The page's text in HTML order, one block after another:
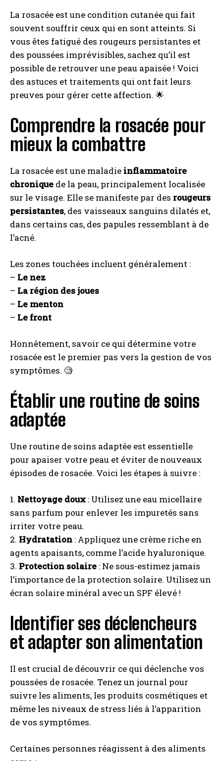
La rosacée est une condition cutanée qui fait
souvent souffrir ceux qui en sont atteints. Si
vous êtes fatigué des rougeurs persistantes et
des poussées imprévisibles, sachez qu’il est
possible de retrouver une peau apaisée ! Voici
des astuces et traitements qui ont fait leurs
preuves pour gérer cette affection. 🌟
Comprendre la rosacée pour
mieux la combattre
La rosacée est une maladie inflammatoire
chronique de la peau, principalement localisée
sur le visage. Elle se manifeste par des rougeurs
persistantes, des vaisseaux sanguins dilatés et,
dans certains cas, des papules ressemblant à de
l’acné.
Les zones touchées incluent généralement :
– Le nez
– La région des joues
– Le menton
– Le front
Honnêtement, savoir ce qui détermine votre
rosacée est le premier pas vers la gestion de vos
symptômes. 🧐
Établir une routine de soins
adaptée
Une routine de soins adaptée est essentielle
pour apaiser votre peau et éviter de nouveaux
épisodes de rosacée. Voici les étapes à suivre :
1. Nettoyage doux : Utilisez une eau micellaire
sans parfum pour enlever les impuretés sans
irriter votre peau.
2. Hydratation : Appliquez une crème riche en
agents apaisants, comme l’acide hyaluronique.
3. Protection solaire : Ne sous-estimez jamais
l’importance de la protection solaire. Utilisez un
écran solaire minéral avec un SPF élevé !
Identifier ses déclencheurs
et adapter son alimentation
Il est crucial de découvrir ce qui déclenche vos
poussées de rosacée. Tenez un journal pour
suivre les aliments, les produits cosmétiques et
même les niveaux de stress liés à l’apparition
de vos symptômes.
Certaines personnes réagissent à des aliments